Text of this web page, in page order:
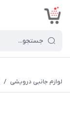
لوازم جانبی درویشی /